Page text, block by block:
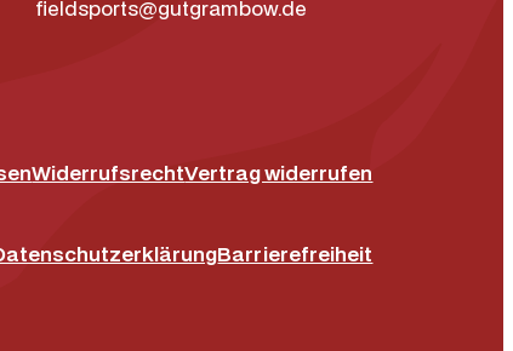
fieldsports@gutgrambow.de
WiderrufsrechtVertrag widerrufen
Barrierefreiheit